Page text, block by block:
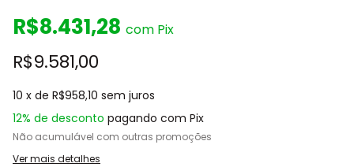
R$8.431,28 com Pix
R$9.581,00
10 x de R$958,10 sem juros
12% de desconto pagando com Pix
Não acumulável com outras promoções
Ver mais detalhes